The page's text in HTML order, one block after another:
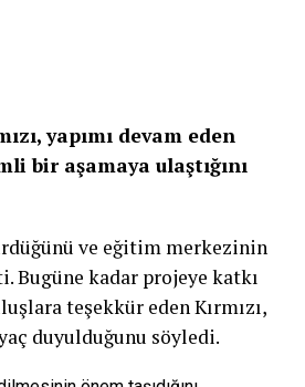
yapımı devam eden
bir aşamaya ulaştığını
ve eğitim merkezinin
Bugüne kadar projeye katkı
teşekkür eden Kırmızı,
duyulduğunu söyledi.